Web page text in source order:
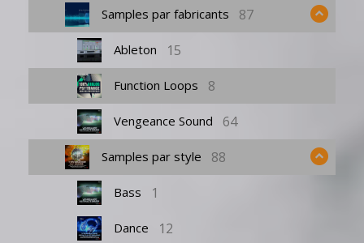
Samples par fabricants 87
Ableton 15
Function Loops 8
Vengeance Sound 64
Samples par style 88
Bass 1
Dance 12